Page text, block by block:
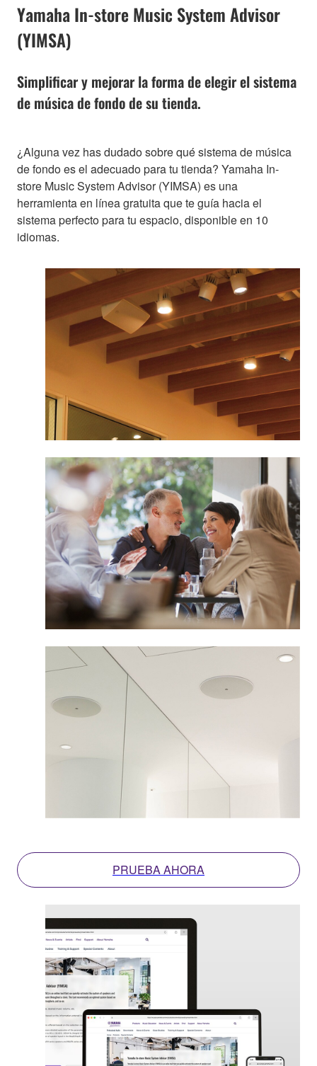
Yamaha In-store Music System Advisor
(YIMSA)
Simplificar y mejorar la forma de elegir el sistema
de música de fondo de su tienda.
¿Alguna vez has dudado sobre qué sistema de música
de fondo es el adecuado para tu tienda? Yamaha In-
store Music System Advisor (YIMSA) es una
herramienta en línea gratuita que te guía hacia el
sistema perfecto para tu espacio, disponible en 10
idiomas.
PRUEBA AHORA